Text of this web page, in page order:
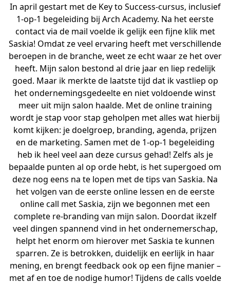
In april gestart met de Key to Success-cursus, inclusief
1-op-1 begeleiding bij Arch Academy. Na het eerste
contact via de mail voelde ik gelijk een fijne klik met
Saskia! Omdat ze veel ervaring heeft met verschillende
beroepen in de branche, weet ze echt waar ze het over
heeft. Mijn salon bestond al drie jaar en liep redelijk
goed. Maar ik merkte de laatste tijd dat ik vastliep op
het ondernemingsgedeelte en niet voldoende winst
meer uit mijn salon haalde. Met de online training
wordt je stap voor stap geholpen met alles wat hierbij
komt kijken: je doelgroep, branding, agenda, prijzen
en de marketing. Samen met de 1-op-1 begeleiding
heb ik heel veel aan deze cursus gehad! Zelfs als je
bepaalde punten al op orde hebt, is het supergoed om
deze nog eens na te lopen met de tips van Saskia. Na
het volgen van de eerste online lessen en de eerste
online call met Saskia, zijn we begonnen met een
complete re-branding van mijn salon. Doordat ikzelf
veel dingen spannend vind in het ondernemerschap,
helpt het enorm om hierover met Saskia te kunnen
sparren. Ze is betrokken, duidelijk en eerlijk in haar
mening, en brengt feedback ook op een fijne manier –
met af en toe de nodige humor! Tijdens de calls voelde